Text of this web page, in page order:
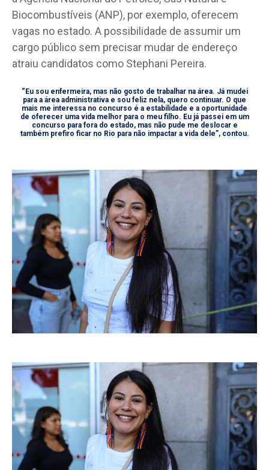
Biocombustíveis (ANP), por exemplo, oferecem
vagas no estado. A possibilidade de assumir um
cargo público sem precisar mudar de endereço
atraiu candidatos como Stephani Pereira.
“Eu sou enfermeira, mas não gosto de trabalhar na área. Já mudei
para a área administrativa e sou feliz nela, quero continuar. O que
mais me interessa no concurso é a estabilidade e a oportunidade
de oferecer uma vida melhor para o meu filho. Eu já passei em um
concurso para fora do estado, mas não pude me deslocar e
também prefiro ficar no Rio para não impactar a vida dele”, contou.